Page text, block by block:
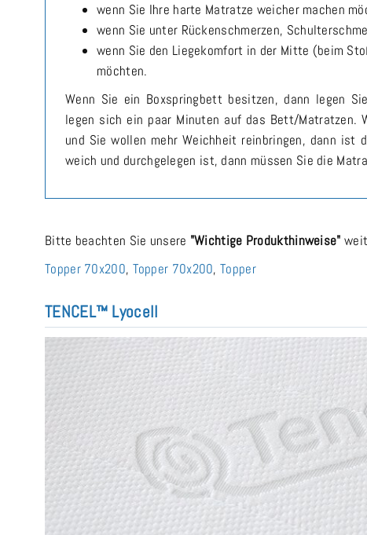
wenn Sie Ihre harte Matratze weicher machen
wenn Sie unter Rückenschmerzen,
wenn Sie den Liegekomfort in der Mitte (beim
möchten.
Wenn Sie ein Boxspringbett besitzen, dann legen
legen sich ein paar Minuten auf das Bett/Matratzen.
und Sie wollen mehr Weichheit reinbringen, dann ist
weich und durchgelegen ist, dann müssen Sie die
Bitte beachten Sie unsere "Wichtige Produkthinweise"
Topper 70x200, Topper 70x200,Topper
TENCEL™ Lyocell